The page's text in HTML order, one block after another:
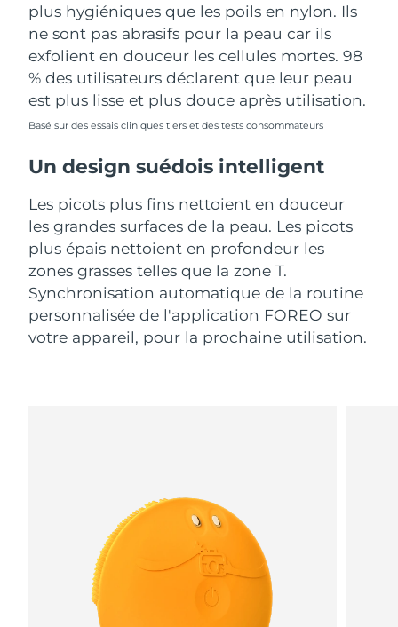
plus hygiéniques que les poils en nylon. Ils
ne sont pas abrasifs pour la peau car ils
exfolient en douceur les cellules mortes. 98
% des utilisateurs déclarent que leur peau
est plus lisse et plus douce après utilisation.
Basé sur des essais cliniques tiers et des tests consommateurs
Un design suédois intelligent
Les picots plus fins nettoient en douceur
les grandes surfaces de la peau. Les picots
plus épais nettoient en profondeur les
zones grasses telles que la zone T.
Synchronisation automatique de la routine
personnalisée de l'application FOREO sur
votre appareil, pour la prochaine utilisation.